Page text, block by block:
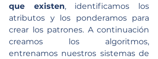
que existen, identificamos los
atributos y los ponderamos para
crear los patrones. A continuación
creamos los algoritmos,
entrenamos nuestros sistemas de